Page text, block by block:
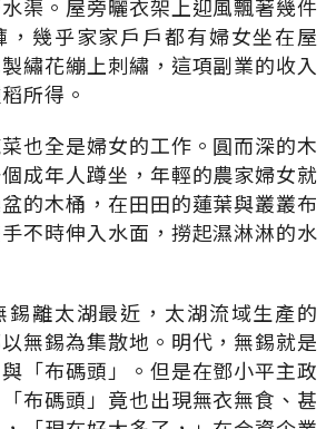
渠。屋旁曬衣架上迎風飄著幾件
，幾乎家家戶戶都有婦女坐在屋
繡花繃上刺繡，這項副業的收入
所得。
也全是婦女的工作。圓而深的木
成年人蹲坐，年輕的農家婦女就
的木桶，在田田的蓮葉與叢叢布
不時伸入水面，撈起濕淋淋的水
錫離太湖最近，太湖流域生產的
無錫為集散地。明代，無錫就是
「布碼頭」。但是在鄧小平主政
布碼頭」竟也出現無衣無食、甚